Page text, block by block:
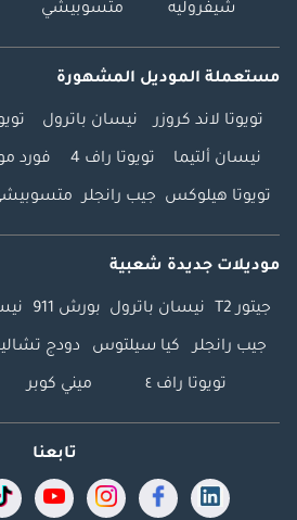
شيفروليه متسوبيشي
مستعملة الموديل المشهورة
تويوتا لاند كروزر نيسان باترول
نيسان ألتيما تويوتا راف 4 فورد
تويوتا هيلوكس جيب رانجلر
موديلات جديدة شعبية
جيتور T2 نيسان باترول بورش 911
جيب رانجلر كيا سيلتوس دودج
تويوتا راف ٤ ميني كوبر
تابعنا